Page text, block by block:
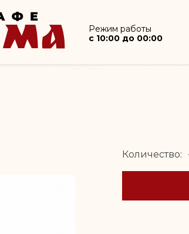
Режим работы
c 10:00 до 00:00Режим работы
c 10:00 до 00:00
Количество: